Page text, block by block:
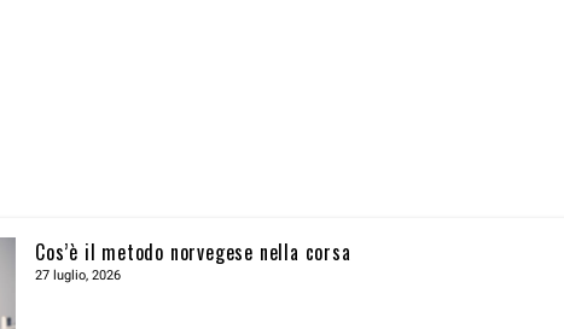
Cos’è il metodo norvegese nella corsa
27 luglio, 2026